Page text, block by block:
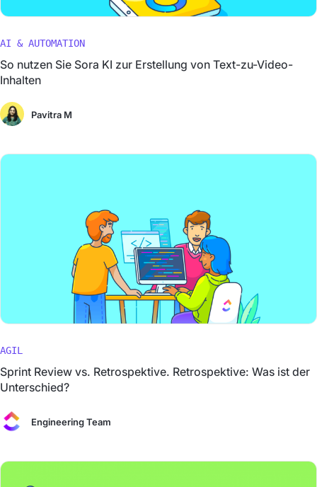
AI & AUTOMATION
So nutzen Sie Sora KI zur Erstellung von Text-zu-Video-
Inhalten
Pavitra M
AGIL
Sprint Review vs. Retrospektive. Retrospektive: Was ist der
Unterschied?
Engineering Team